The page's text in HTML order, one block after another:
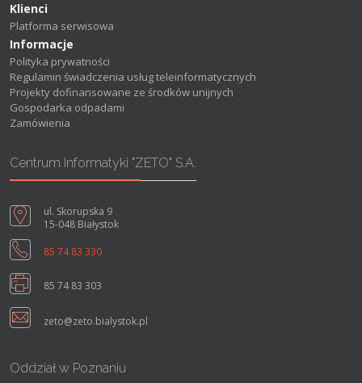
Klienci
Platforma serwisowa
Informacje
Polityka prywatności
Regulamin świadczenia usług teleinformatycznych
Projekty dofinansowane ze środków unijnych
Gospodarka odpadami
Zamówienia
Centrum Informatyki "ZETO" S.A.
ul. Skorupska 9
15-048 Białystok
85 74 83 330
85 74 83 303
zeto@zeto.bialystok.pl
Oddział w Poznaniu